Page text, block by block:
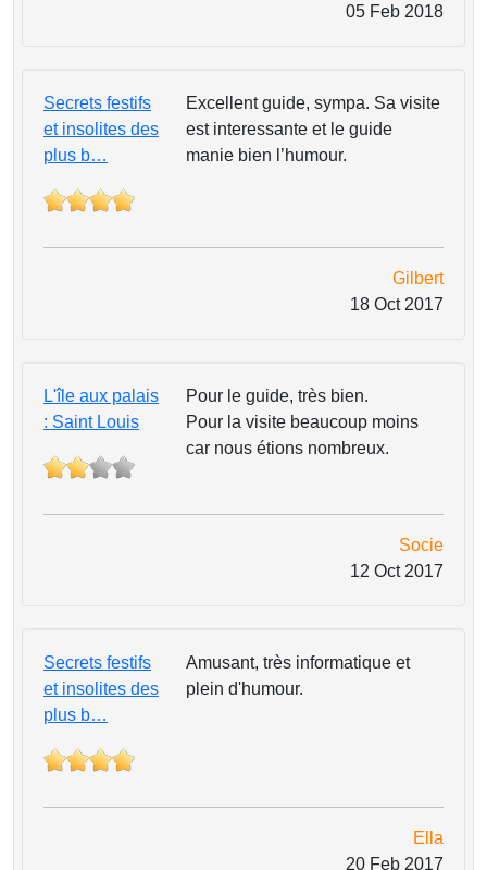
05 Feb 2018
Secrets festifs
et insolites des
plus b…
Excellent guide, sympa. Sa visite
est interessante et le guide
manie bien l’humour.
Gilbert
18 Oct 2017
L'île aux palais
: Saint Louis
Pour le guide, très bien.
Pour la visite beaucoup moins
car nous étions nombreux.
Socie
12 Oct 2017
Secrets festifs
et insolites des
plus b…
Amusant, très informatique et
plein d'humour.
Ella
20 Feb 2017